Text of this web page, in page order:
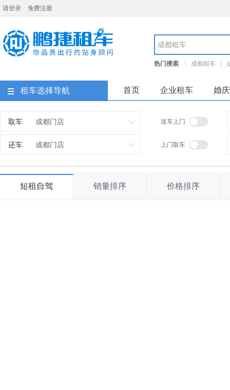
请登录 免费注册
热门搜索 成都租车
租车选择导航 首页 企业租车 婚
取车 送车上门
还车 上门取车
短租自驾 销量排序 价格排序